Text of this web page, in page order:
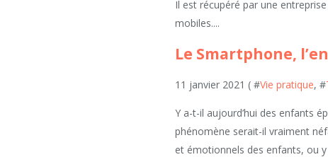
Il est récupéré par une
mobiles....
Le Smartphone,
11 janvier 2021 ( #Vie pratique, #
Y a-t-il aujourd’hui des enfants
phénomène serait-il vraiment
et émotionnels des enfants, ou